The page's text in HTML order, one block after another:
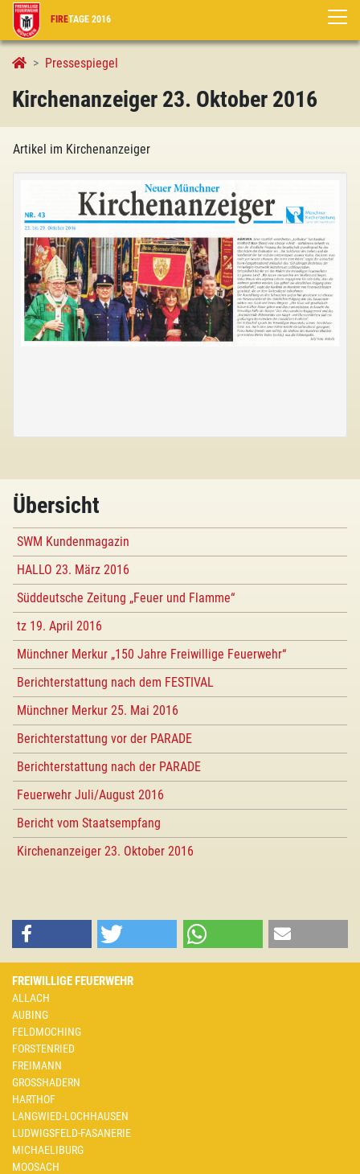
FIRETAGE 2016
Pressespiegel
Kirchenanzeiger 23. Oktober 2016
Kirchenanzeiger 23. Oktober 2016
Artikel im Kirchenanzeiger
Übersicht
SWM Kundenmagazin
HALLO 23. März 2016
Süddeutsche Zeitung „Feuer und Flamme“
tz 19. April 2016
Münchner Merkur „150 Jahre Freiwillige Feuerwehr“
Berichterstattung nach dem FESTIVAL
Münchner Merkur 25. Mai 2016
Berichterstattung vor der PARADE
Berichterstattung nach der PARADE
Feuerwehr Juli/August 2016
Bericht vom Staatsempfang
Kirchenanzeiger 23. Oktober 2016
FREIWILLIGE FEUERWEHR
ALLACH
AUBING
FELDMOCHING
FORSTENRIED
FREIMANN
GROSSHADERN
HARTHOF
LANGWIED-LOCHHAUSEN
LUDWIGSFELD-FASANERIE
MICHAELIBURG
MOOSACH